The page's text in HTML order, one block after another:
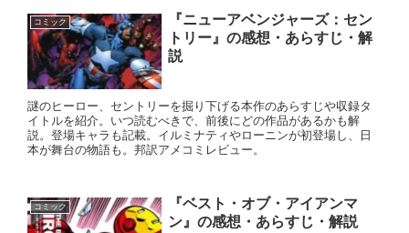
コミック
『ニューアベンジャーズ：セン
トリー』の感想・あらすじ・解
説
謎のヒーロー、セントリーを掘り下げる本作のあらすじや収録タ
イトルを紹介。いつ読むべきで、前後にどの作品があるかも解
説。登場キャラも記載。イルミナティやローニンが初登場し、日
本が舞台の物語も。邦訳アメコミレビュー。
コミック
『ベスト・オブ・アイアンマ
ン』の感想・あらすじ・解説